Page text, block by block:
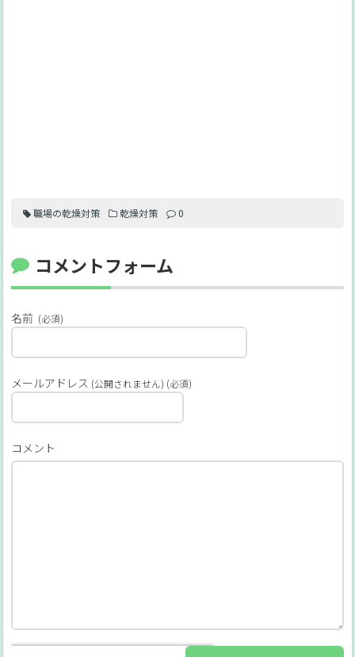
職場の乾燥対策 乾燥対策 0
コメントフォーム
名前 (必須)
メールアドレス (公開されません) (必須)
コメント